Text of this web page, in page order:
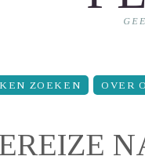
ZOEKEN OVER